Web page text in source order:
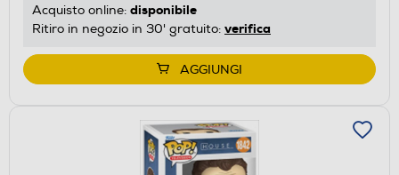
Acquisto online: disponibile
Ritiro in negozio in 30' gratuito: verifica
AGGIUNGI